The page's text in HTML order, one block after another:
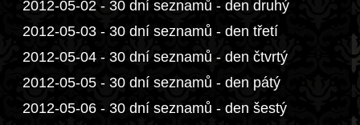
2012-05-02 - 30 dní seznamů - den druhý
2012-05-03 - 30 dní seznamů - den třetí
2012-05-04 - 30 dní seznamů - den čtvrtý
2012-05-05 - 30 dní seznamů - den pátý
2012-05-06 - 30 dní seznamů - den šestý